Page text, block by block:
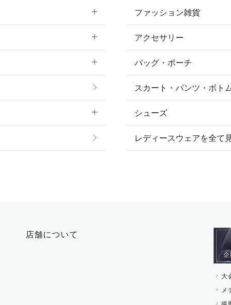
ファッション雑貨
すべてのファッション
ソックス
ベルト
キーホルダー・チャ
その他 ファッション雑
アクセサリー
すべてのアクセサリー
リング
ピアス・イヤリング
その他 アクセサリー
バッグ・ポーチ
スカート・パンツ・ボト
シューズ
レディースウェアを全て
店舗について
大
メ